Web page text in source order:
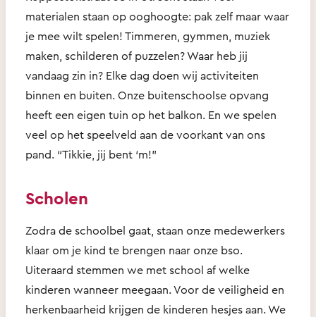
materialen staan op ooghoogte: pak zelf maar waar
je mee wilt spelen! Timmeren, gymmen, muziek
maken, schilderen of puzzelen? Waar heb jij
vandaag zin in? Elke dag doen wij activiteiten
binnen en buiten. Onze buitenschoolse opvang
heeft een eigen tuin op het balkon. En we spelen
veel op het speelveld aan de voorkant van ons
pand. “Tikkie, jij bent ‘m!”
Scholen
Zodra de schoolbel gaat, staan onze medewerkers
klaar om je kind te brengen naar onze bso.
Uiteraard stemmen we met school af welke
kinderen wanneer meegaan. Voor de veiligheid en
herkenbaarheid krijgen de kinderen hesjes aan. We